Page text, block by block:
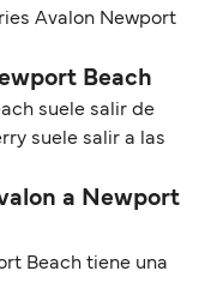
Avalon Newport
Beach
suele salir de
suele salir a las
a Newport
Beach tiene una